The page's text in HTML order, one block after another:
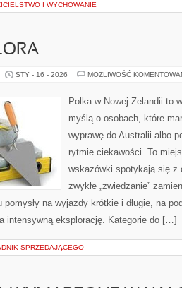
I WYCHOWANIE
STY - 16 - 2026 MOŻLIWOŚĆ
Polka w Nowej Zelandii to
myślą o osobach, które
wyprawę do Australii albo
rytmie ciekawości. To
wskazówki spotykają się z
zwykłe „zwiedzanie”
pomysły na wyjazdy krótkie i długie, na
intensywną eksplorację. Kategorie do […]
SPRZEDAJĄCEGO